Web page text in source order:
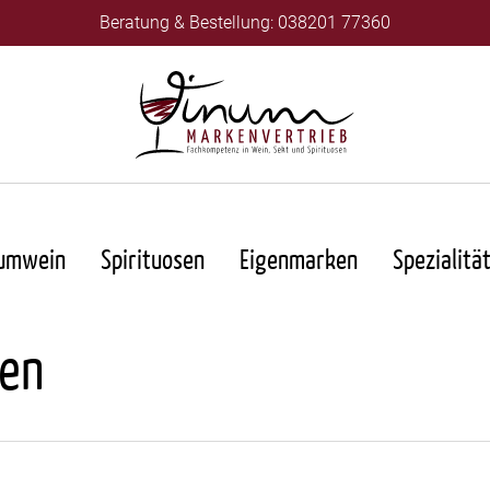
Beratung & Bestellung: 038201 77360
Spirituosen Eigenmarken